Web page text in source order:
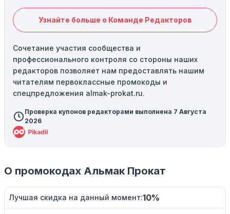
Узнайте больше о Команде Редакторов
Сочетание участия сообщества и
профессионального контроля со стороны наших
редакторов позволяет нам предоставлять нашим
читателям первоклассные промокоды и
спецпредложения almak-prokat.ru.
Проверка купонов редакторами выполнена 7 Августа
2026
О промокодах Альмак Прокат
Лучшая скидка на данный момент:10%